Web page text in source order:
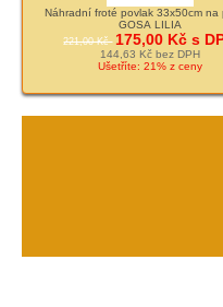
Náhradní froté povlak 33x50cm na
GOSA LILIA
221,00 Kč 175,00 Kč s
144,63 Kč bez DPH
Ušetříte: 21% z ceny